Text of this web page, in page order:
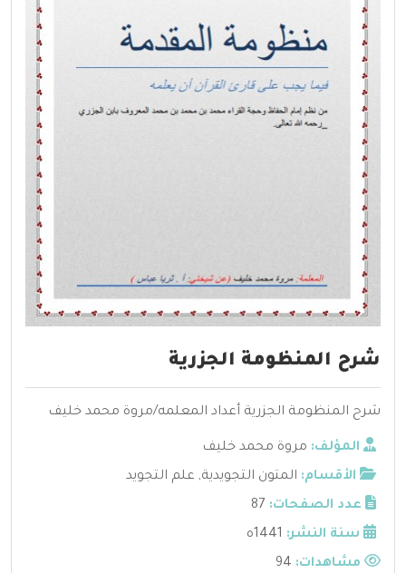
شرح المنظومة الجزرية
شرح المنظومة الجزرية أعداد المعلمه/مروة محمد خليف
المؤلف: مروة محمد خليف
الأقسام: المتون التجويدية, علم التجويد
عدد الصفحات: 87
سنة النشر: 1441ه
مشاهدات: